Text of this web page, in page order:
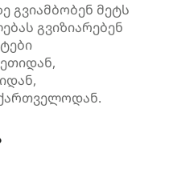
გვიამბობენ მეტს
გვიზიარებენ